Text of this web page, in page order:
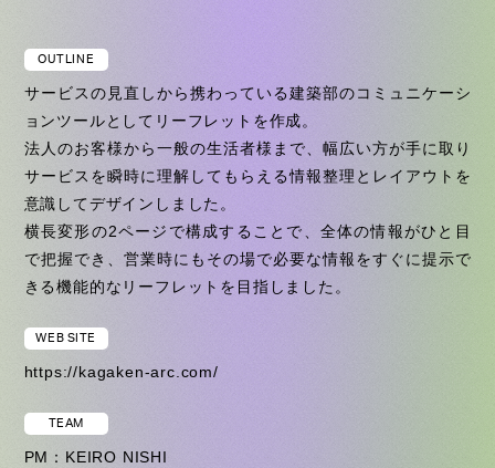
OUTLINE
サービスの見直しから携わっている建築部のコミュニケーシ
ョンツールとしてリーフレットを作成。
法人のお客様から一般の生活者様まで、幅広い方が手に取り
サービスを瞬時に理解してもらえる情報整理とレイアウトを
意識してデザインしました。
横長変形の2ページで構成することで、全体の情報がひと目
で把握でき、営業時にもその場で必要な情報をすぐに提示で
きる機能的なリーフレットを目指しました。
WEB SITE
https://kagaken-arc.com/
TEAM
PM：KEIRO NISHI